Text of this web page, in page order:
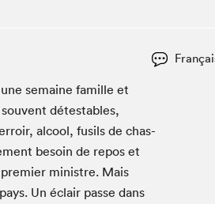
libraires
ta classe
Hydro-Québec
semaine famille et
détesta­bles,
alcool, fusils de chas­
besoin de repos et
min­istre. Mais
Un éclair passe dans